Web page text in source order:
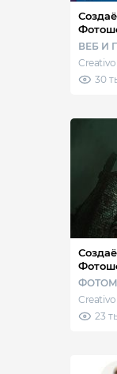
ВЕБ И
Creativo
30
Creativo
23